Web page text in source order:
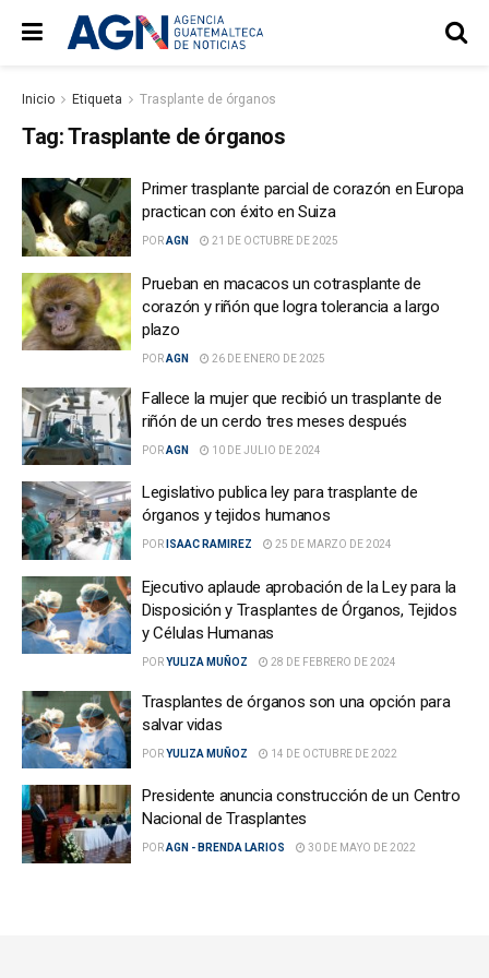
Inicio Etiqueta Trasplante de órganos
Tag:Trasplante de órganos
Primer trasplante parcial de corazón en Europa
practican con éxito en Suiza
PORAGN 21 DE OCTUBRE DE 2025
Prueban en macacos un cotrasplante de
corazón y riñón que logra tolerancia a largo
plazo
PORAGN 26 DE ENERO DE 2025
Fallece la mujer que recibió un trasplante de
riñón de un cerdo tres meses después
PORAGN 10 DE JULIO DE 2024
Legislativo publica ley para trasplante de
órganos y tejidos humanos
POR ISAAC RAMIREZ 25 DE MARZO DE 2024
Ejecutivo aplaude aprobación de la Ley para la
Disposición y Trasplantes de Órganos, Tejidos
y Células Humanas
PORYULIZA MUÑOZ 28 DE FEBRERO DE 2024
Trasplantes de órganos son una opción para
salvar vidas
PORYULIZA MUÑOZ 14 DE OCTUBRE DE 2022
Presidente anuncia construcción de un Centro
Nacional de Trasplantes
PORAGN - BRENDA LARIOS 30 DE MAYO DE 2022